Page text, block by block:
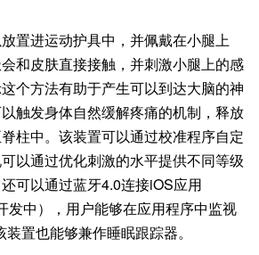
置进运动护具中，并佩戴在小腿上
和皮肤直接接触，并刺激小腿上的感
个方法有助于产生可以到达大脑的神
触发身体自然缓解疼痛的机制，释放
柱中。该装置可以通过校准程序自定
以通过优化刺激的水平提供不同等级
可以通过蓝牙4.0连接iOS应用
发中），用户能够在应用程序中监视
置也能够兼作睡眠跟踪器。